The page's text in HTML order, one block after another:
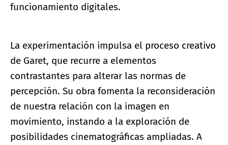
funcionamiento digitales.
La experimentación impulsa el proceso creativo
de Garet, que recurre a elementos
contrastantes para alterar las normas de
percepción. Su obra fomenta la reconsideración
de nuestra relación con la imagen en
movimiento, instando a la exploración de
posibilidades cinematográficas ampliadas. A